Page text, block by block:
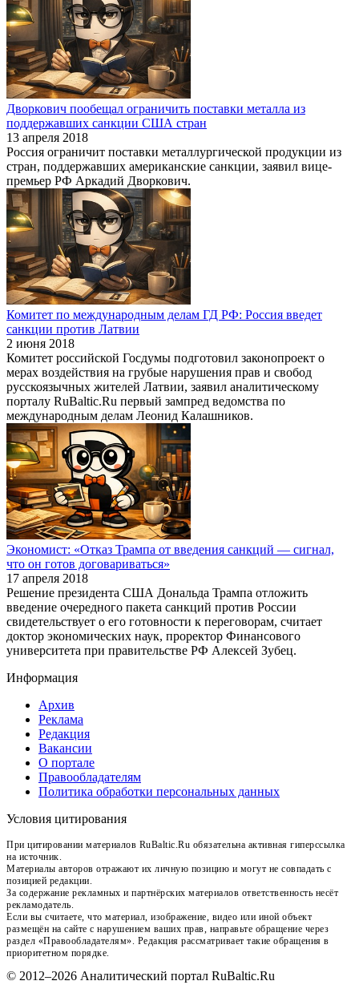
Дворкович пообещал ограничить поставки металла из
поддержавших санкции США стран
13 апреля 2018
Россия ограничит поставки металлургической продукции из
стран, поддержавших американские санкции, заявил вице-
премьер РФ Аркадий Дворкович.
Комитет по международным делам ГД РФ: Россия введет
санкции против Латвии
2 июня 2018
Комитет российской Госдумы подготовил законопроект о
мерах воздействия на грубые нарушения прав и свобод
русскоязычных жителей Латвии, заявил аналитическому
порталу RuBaltic.Ru первый зампред ведомства по
международным делам Леонид Калашников.
Экономист: «Отказ Трампа от введения санкций — сигнал,
что он готов договариваться»
17 апреля 2018
Решение президента США Дональда Трампа отложить
введение очередного пакета санкций против России
свидетельствует о его готовности к переговорам, считает
доктор экономических наук, проректор Финансового
университета при правительстве РФ Алексей Зубец.
Информация
Архив
Реклама
Редакция
Вакансии
О портале
Правообладателям
Политика обработки персональных данных
Условия цитирования
При цитировании материалов RuBaltic.Ru обязательна активная гиперссылка
на источник.
Материалы авторов отражают их личную позицию и могут не совпадать с
позицией редакции.
За содержание рекламных и партнёрских материалов ответственность несёт
рекламодатель.
Если вы считаете, что материал, изображение, видео или иной объект
размещён на сайте с нарушением ваших прав, направьте обращение через
раздел «Правообладателям». Редакция рассматривает такие обращения в
приоритетном порядке.
© 2012–2026 Аналитический портал RuBaltic.Ru